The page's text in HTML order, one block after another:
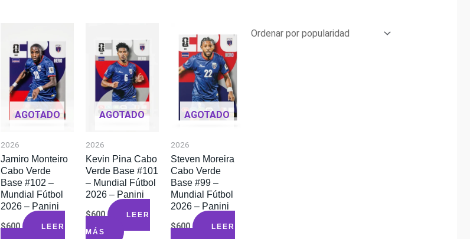
AGOTADO
2026
Jamiro Monteiro
Cabo Verde
Base #102 –
Mundial Fútbol
2026 – Panini
$600 LEER
AGOTADO
2026
Kevin Pina Cabo
Verde Base #101
– Mundial Fútbol
2026 – Panini
$600 LEER
MÁS
AGOTADO
2026
Steven Moreira
Cabo Verde
Base #99 –
Mundial Fútbol
2026 – Panini
$600 LEER